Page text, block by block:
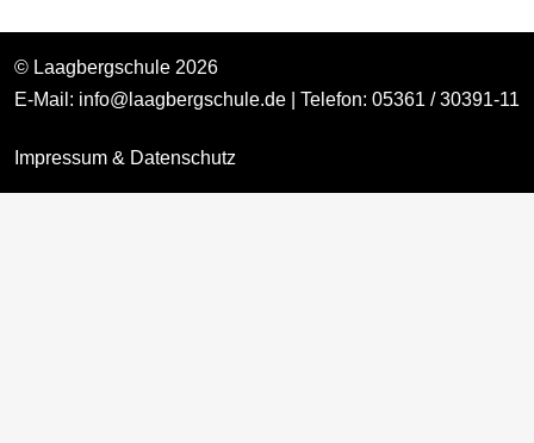
© Laagbergschule 2026
E-Mail: info@laagbergschule.de | Telefon: 05361 / 30391-11
Impressum & Datenschutz